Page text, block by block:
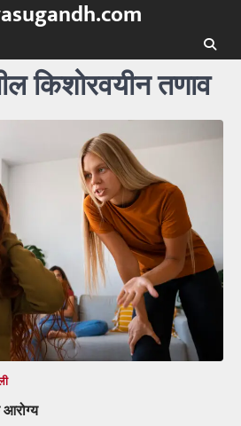
किशोरवयीन तणाव
आरोग्य